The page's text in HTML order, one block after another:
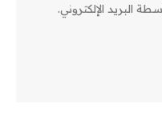
البريد الإلكتروني.